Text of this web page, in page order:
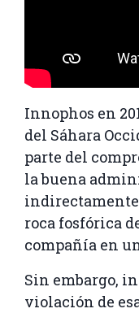
Innophos en
del Sáhara
parte del
la buena
roca fosfórica
compañía en
Sin embargo,
violación de